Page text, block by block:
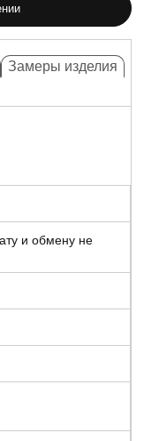
Замеры изделия
и обмену не